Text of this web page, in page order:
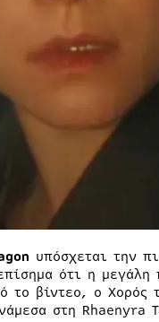
υπόσχεται την
ότι η μεγάλη
το βίντεο, ο
στη Rhaenyra